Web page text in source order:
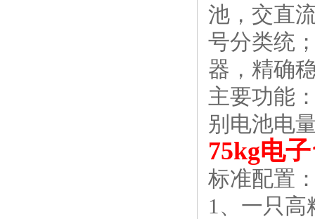
池，交直
号分类统
器，精确
主要功能
别电池电
75kg电
标准配置
1、一只高